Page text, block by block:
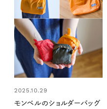
2025.10.29
モンベルのショルダーバッグ